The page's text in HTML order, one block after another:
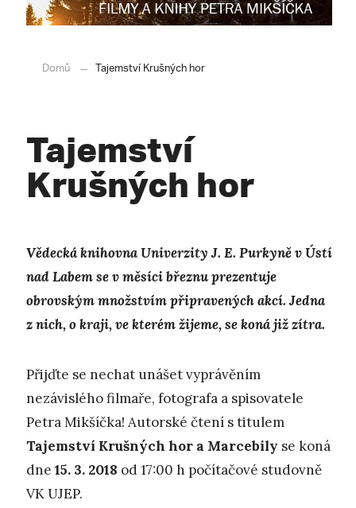
Domů Tajemství Krušných hor
Tajemství
Krušných hor
Vědecká knihovna Univerzity J. E. Purkyně v Ústí
nad Labem se v měsíci březnu prezentuje
obrovským množstvím připravených akcí. Jedna
z nich, o kraji, ve kterém žijeme, se koná již zítra.
Přijďte se nechat unášet vyprávěním
nezávislého filmaře, fotografa a spisovatele
Petra Mikšíčka! Autorské čtení s titulem
Tajemství Krušných hor a Marcebily se koná
dne 15. 3. 2018 od 17:00 h počítačové studovně
VK UJEP.